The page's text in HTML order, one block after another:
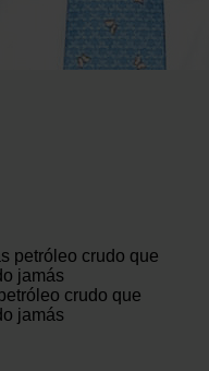
crudo que
jamás